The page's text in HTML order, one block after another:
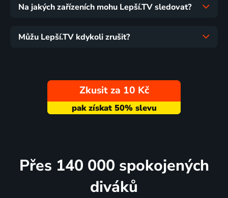
Na jakých zařízeních mohu Lepší.TV sledovat?
Můžu Lepší.TV kdykoli zrušit?
Zkusit za 10 Kč
Přes 140 000 spokojených
diváků